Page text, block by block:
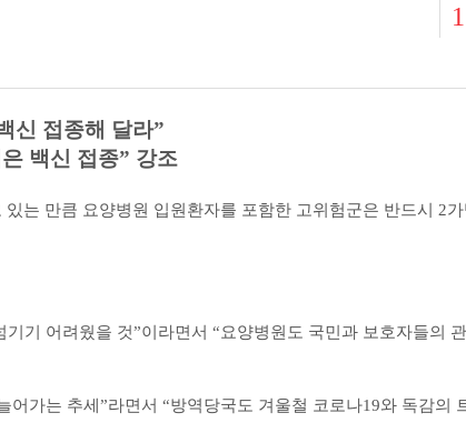
신 접종해 달라”
백신 접종” 강조
는 만큼 요양병원 입원환자를 포함한 고위험군은 반드시 2
기 어려웠을 것”이라면서 “요양병원도 국민과 보호자들의
가는 추세”라면서 “방역당국도 겨울철 코로나19와 독감의